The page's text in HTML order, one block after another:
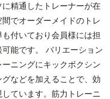
精通したトレーナーが在
でオーダーメイドのトレ
付いており会員様には担
能です。 バリエーション
ニングにキックボクシン
などを加えることで、効
ています。筋力トレーニ